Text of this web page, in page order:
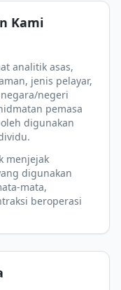
Kami
analitik asas,
jenis pelayar,
negeri
pemasa
digunakan
menjejak
digunakan
mata,
beroperasi